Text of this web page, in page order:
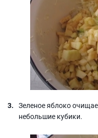
Зеленое яблоко
небольшие кубики.